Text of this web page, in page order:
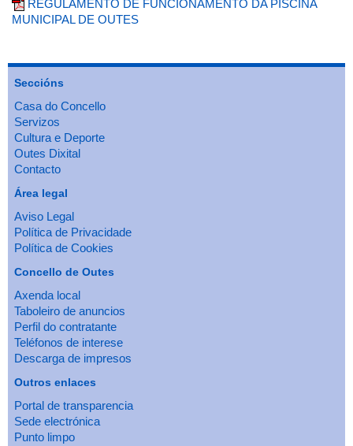
REGULAMENTO DE FUNCIONAMENTO DA PISCINA
MUNICIPAL DE OUTES
Seccións
Casa do Concello
Servizos
Cultura e Deporte
Outes Dixital
Contacto
Área legal
Aviso Legal
Política de Privacidade
Política de Cookies
Concello de Outes
Axenda local
Taboleiro de anuncios
Perfil do contratante
Teléfonos de interese
Descarga de impresos
Outros enlaces
Portal de transparencia
Sede electrónica
Punto limpo